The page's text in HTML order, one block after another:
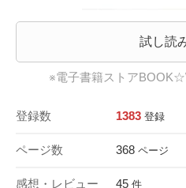
試し読
※電子書籍ストア
登録数 1383 登録
ページ数 368 ページ
感想・レビュー 45 件